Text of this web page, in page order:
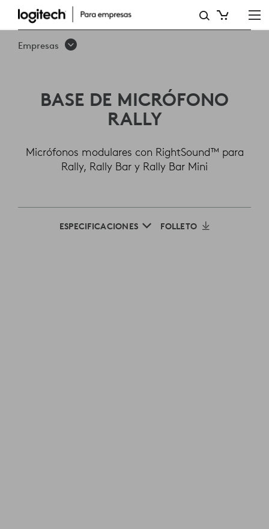
BASE
DE
RALLY
Empresas
BASE DE MICRÓFONO
RALLY
Micrófonos modulares con RightSound™ para
Rally, Rally Bar y Rally Bar Mini
ESPECIFICACIONES FOLLETO